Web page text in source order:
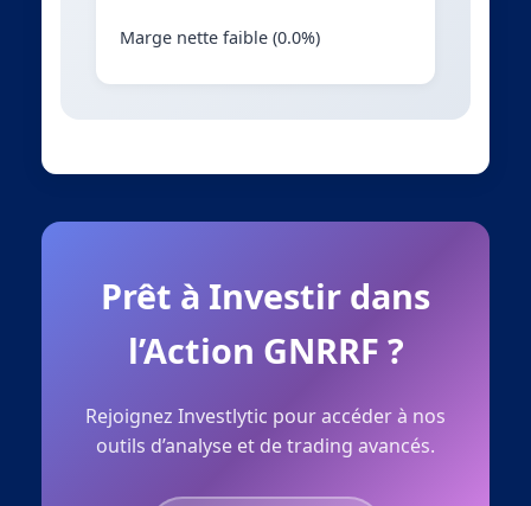
Marge nette faible (0.0%)
Prêt à Investir dans
l’Action GNRRF ?
Rejoignez Investlytic pour accéder à nos
outils d’analyse et de trading avancés.